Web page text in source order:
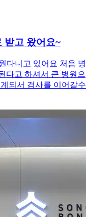
받고 왔어요~
다니고 있어요 처음 병
다고 하셔서 큰 병원으
되서 검사를 이어갈수